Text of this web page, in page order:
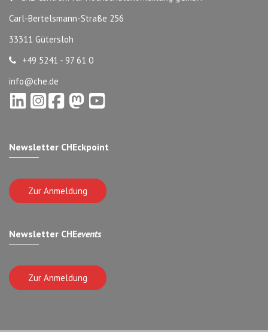
Carl-Bertelsmann-Straße 256
33311 Gütersloh
+49 5241 - 97 61 0
info@che.de
Newsletter CHEckpoint
Zur Anmeldung
Newsletter CHEevents
Zur Anmeldung